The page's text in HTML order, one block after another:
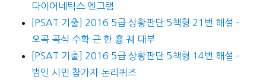
다이어네틱스 엔그램
[PSAT 기출] 2016 5급 상황판단 5책형 21번 해설 –
오곡 곡식 수확 근 한 흉 궤 대부
[PSAT 기출] 2016 5급 상황판단 5책형 14번 해설 –
범인 시민 참가자 논리퀴즈